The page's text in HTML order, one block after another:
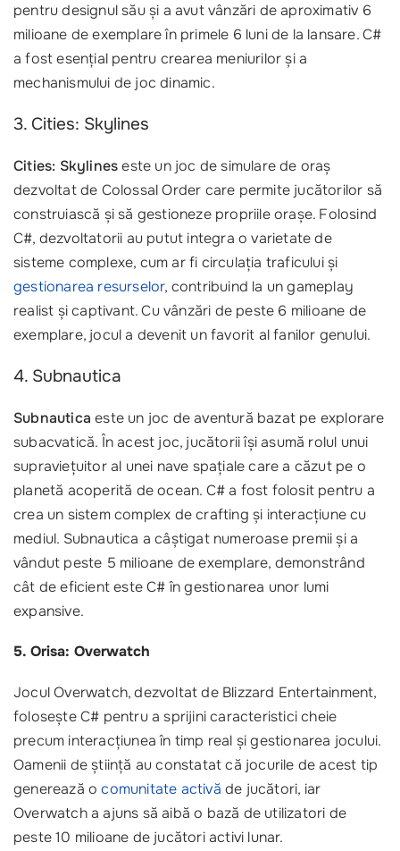
pentru designul său și a avut vânzări de aproximativ 6
milioane de exemplare în primele 6 luni de la lansare. C#
a fost esențial pentru crearea meniurilor și a
mechanismului de joc dinamic.
3. Cities: Skylines
Cities: Skylineseste un joc de simulare de oraș
dezvoltat de Colossal Order care permite jucătorilor să
construiască și să gestioneze propriile orașe. Folosind
C#, dezvoltatorii au putut integra o varietate de
sisteme complexe, cum ar fi circulația traficului și
gestionarea resurselor, contribuind la un gameplay
realist și captivant. Cu vânzări de peste 6 milioane de
exemplare, jocul a devenit un favorit al fanilor genului.
4. Subnautica
Subnautica este un joc de aventură bazat pe explorare
subacvatică. În acest joc, jucătorii își asumă rolul unui
supraviețuitor al unei nave spațiale care a căzut pe o
planetă acoperită de ocean. C# a fost folosit pentru a
crea un sistem complex de crafting și interacțiune cu
mediul. Subnautica a câștigat numeroase premii și a
vândut peste 5 milioane de exemplare, demonstrând
cât de eficient este C# în gestionarea unor lumi
expansive.
5. Orisa: Overwatch
Jocul Overwatch, dezvoltat de Blizzard Entertainment,
folosește C# pentru a sprijini caracteristici cheie
precum interacțiunea în timp real și gestionarea jocului.
Oamenii de știință au constatat că jocurile de acest tip
generează ocomunitate activă de jucători, iar
Overwatch a ajuns să aibă o bază de utilizatori de
peste 10 milioane de jucători activi lunar.